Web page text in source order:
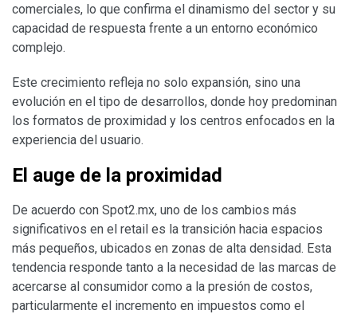
comerciales, lo que confirma el dinamismo del sector y su
capacidad de respuesta frente a un entorno económico
complejo.
Este crecimiento refleja no solo expansión, sino una
evolución en el tipo de desarrollos, donde hoy predominan
los formatos de proximidad y los centros enfocados en la
experiencia del usuario.
El auge de la proximidad
De acuerdo con Spot2.mx, uno de los cambios más
significativos en el retail es la transición hacia espacios
más pequeños, ubicados en zonas de alta densidad. Esta
tendencia responde tanto a la necesidad de las marcas de
acercarse al consumidor como a la presión de costos,
particularmente el incremento en impuestos como el